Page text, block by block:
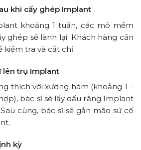
khi cấy ghép Implant
khoảng 1 tuần, các mô mềm
ghép sẽ lành lại. Khách hàng cần
tra và cắt chỉ.
lên trụ Implant
thích với xương hàm (khoảng 1 –
bác sĩ sẽ lấy dấu răng Implant
cùng, bác sĩ sẽ gắn mão sứ cố
kỳ